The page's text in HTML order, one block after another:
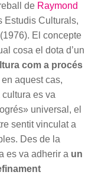
de Raymond
Estudis Culturals,
(1976). El concepte
cosa el dota d’un
com a procés
en aquest cas,
cultura es va
universal, el
sentit vinculat a
Des de la
es va adherir a un